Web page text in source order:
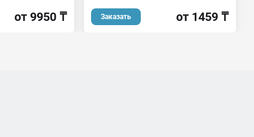
от 9950 ₸ Заказать от 1459 ₸